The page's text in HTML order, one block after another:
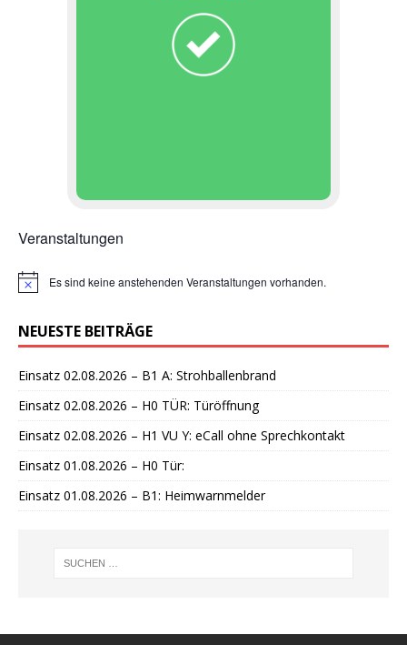
Veranstaltungen
H
w
e
s
Es sind keine anstehenden Veranstaltungen vorhanden.
NEUESTE BEITRÄGE
Einsatz 02.08.2026 – B1 A: Strohballenbrand
Einsatz 02.08.2026 – H0 TÜR: Türöffnung
Einsatz 02.08.2026 – H1 VU Y: eCall ohne Sprechkontakt
Einsatz 01.08.2026 – H0 Tür:
Einsatz 01.08.2026 – B1: Heimwarnmelder